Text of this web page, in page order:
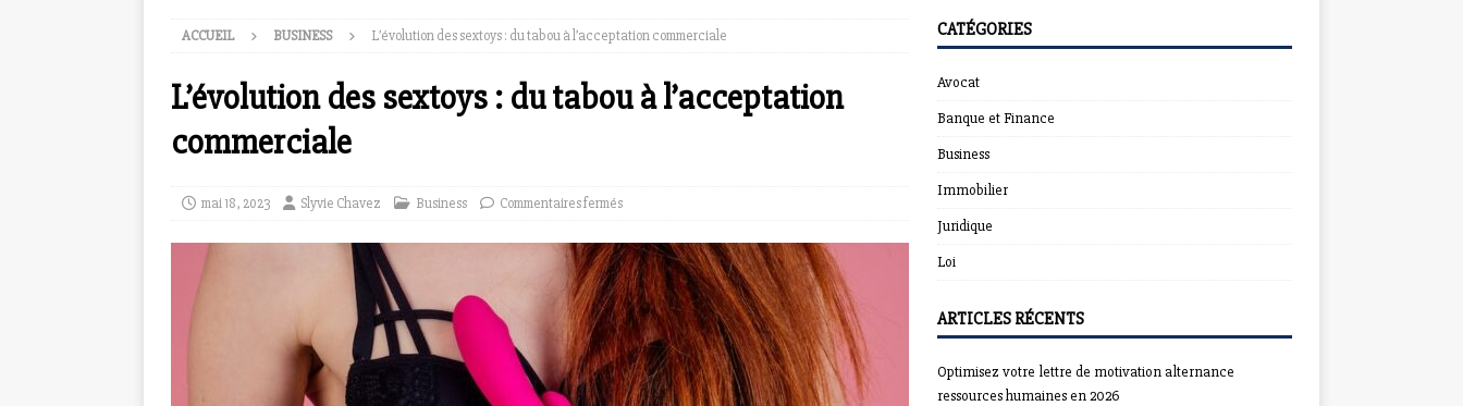
ACCUEIL BUSINESS L’évolution des sextoys : du tabou à l’acceptation commerciale
L’évolution des sextoys : du tabou à l’acceptation
commerciale
mai 18, 2023 Slyvie Chavez Business Commentaires fermés
CATÉGORIES
Avocat
Banque et Finance
Business
Immobilier
Juridique
Loi
ARTICLES RÉCENTS
Optimisez votre lettre de motivation alternance
ressources humaines en 2026